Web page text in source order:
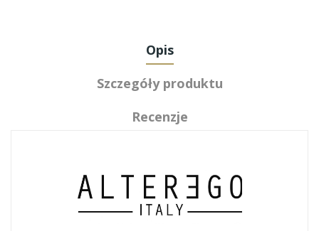
Opis
Szczegóły produktu
Recenzje